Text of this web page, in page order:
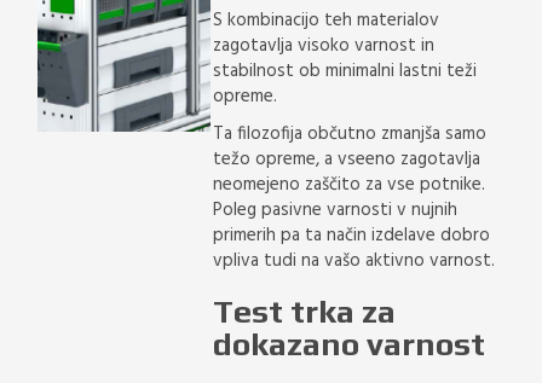
S kombinacijo teh materialov
zagotavlja visoko varnost in
stabilnost ob minimalni lastni teži
opreme.
Ta filozofija občutno zmanjša samo
težo opreme, a vseeno zagotavlja
neomejeno zaščito za vse potnike.
Poleg pasivne varnosti v nujnih
primerih pa ta način izdelave dobro
vpliva tudi na vašo aktivno varnost.
Test trka za
dokazano varnost